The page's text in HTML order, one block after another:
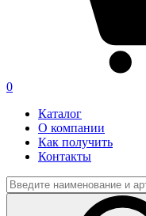
0
Каталог
О компании
Как получить
Контакты